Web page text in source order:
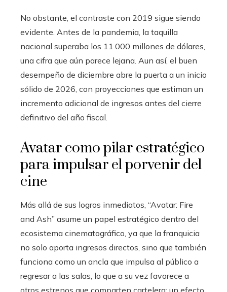
No obstante, el contraste con 2019 sigue siendo
evidente. Antes de la pandemia, la taquilla
nacional superaba los 11.000 millones de dólares,
una cifra que aún parece lejana. Aun así, el buen
desempeño de diciembre abre la puerta a un inicio
sólido de 2026, con proyecciones que estiman un
incremento adicional de ingresos antes del cierre
definitivo del año fiscal.
Avatar como pilar estratégico
para impulsar el porvenir del
cine
Más allá de sus logros inmediatos, “Avatar: Fire
and Ash” asume un papel estratégico dentro del
ecosistema cinematográfico, ya que la franquicia
no solo aporta ingresos directos, sino que también
funciona como un ancla que impulsa al público a
regresar a las salas, lo que a su vez favorece a